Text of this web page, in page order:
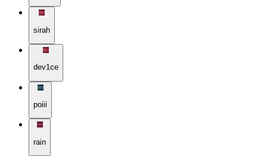
sirah
dev1ce
poiii
rain